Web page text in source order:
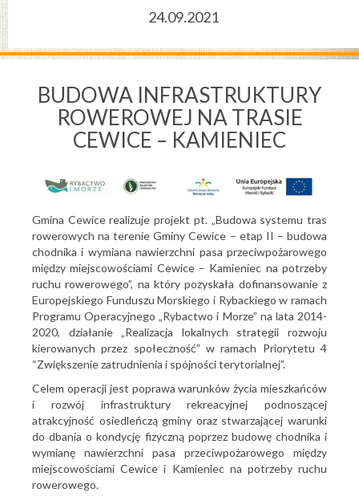
24.09.2021
BUDOWA INFRASTRUKTURY
ROWEROWEJ NA TRASIE
CEWICE – KAMIENIEC
Gmina Cewice realizuje projekt pt. „Budowa systemu tras
rowerowych na terenie Gminy Cewice – etap II – budowa
chodnika i wymiana nawierzchni pasa przeciwpożarowego
między miejscowościami Cewice – Kamieniec na potrzeby
ruchu rowerowego”, na który pozyskała dofinansowanie z
Europejskiego Funduszu Morskiego i Rybackiego w ramach
Programu Operacyjnego „Rybactwo i Morze” na lata 2014-
2020, działanie „Realizacja lokalnych strategii rozwoju
kierowanych przez społeczność” w ramach Priorytetu 4
“Zwiększenie zatrudnienia i spójności terytorialnej”.
Celem operacji jest poprawa warunków życia mieszkańców
i rozwój infrastruktury rekreacyjnej podnoszącej
atrakcyjność osiedleńczą gminy oraz stwarzającej warunki
do dbania o kondycję fizyczną poprzez budowę chodnika i
wymianę nawierzchni pasa przeciwpożarowego między
miejscowościami Cewice i Kamieniec na potrzeby ruchu
rowerowego.